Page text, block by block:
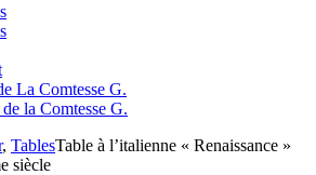
La Comtesse G.
la Comtesse G.
, TablesTable à l’italienne « Renaissance »
siècle